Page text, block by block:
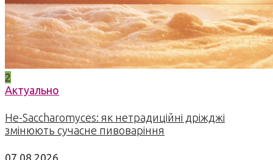
2
Актуально
Не-Saccharomyces: як нетрадиційні дріжджі
змінюють сучасне пивоваріння
07.08.2026